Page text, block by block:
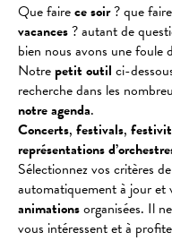
Que fairece soir? que faire
vacances? autant de
bien nous avons une foule
Notre petit outil ci-
recherche dans les
notre agenda.
Concerts, festivals,
représentations
Sélectionnez vos critères
automatiquement à jour et
animationsorganisées. Il
vous intéressent et à